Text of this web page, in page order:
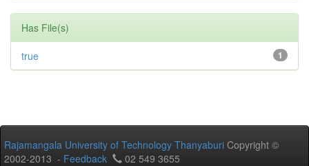
Has File(s)
1
true
Rajamangala University of Technology Thanyaburi Copyright ©
2002-2013 - Feedback 02 549 3655